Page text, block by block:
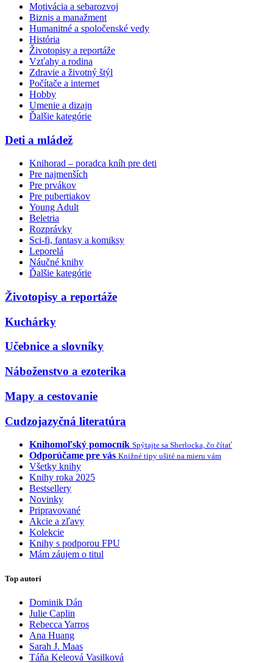
Motivácia a sebarozvoj
Biznis a manažment
Humanitné a spoločenské vedy
História
Životopisy a reportáže
Vzťahy a rodina
Zdravie a životný štýl
Počítače a internet
Hobby
Umenie a dizajn
Ďalšie kategórie
Deti a mládež
Knihorad – poradca kníh pre deti
Pre najmenších
Pre prvákov
Pre pubertiakov
Young Adult
Beletria
Rozprávky
Sci-fi, fantasy a komiksy
Leporelá
Náučné knihy
Ďalšie kategórie
Životopisy a reportáže
Kuchárky
Učebnice a slovníky
Náboženstvo a ezoterika
Mapy a cestovanie
Cudzojazyčná literatúra
Knihomoľský pomocník Spýtajte sa Sherlocka, čo čítať
Odporúčame pre vás Knižné tipy ušité na mieru vám
Všetky knihy
Knihy roka 2025
Bestsellery
Novinky
Pripravované
Akcie a zľavy
Kolekcie
Knihy s podporou FPU
Mám záujem o titul
Top autori
Dominik Dán
Julie Caplin
Rebecca Yarros
Ana Huang
Sarah J. Maas
Táňa Keleová Vasilková